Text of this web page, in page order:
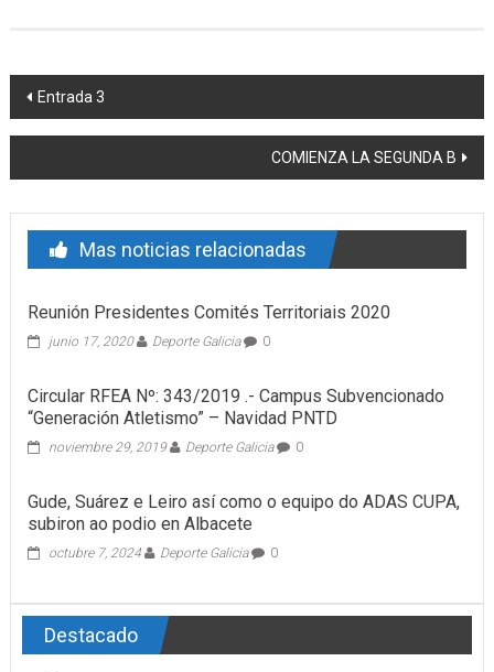
Post navigation
Entrada 3
COMIENZA LA SEGUNDA B
Mas noticias relacionadas
Reunión Presidentes Comités Territoriais 2020
junio 17, 2020 Deporte Galicia 0
Circular RFEA Nº: 343/2019 .- Campus Subvencionado
“Generación Atletismo” – Navidad PNTD
noviembre 29, 2019 Deporte Galicia 0
Gude, Suárez e Leiro así como o equipo do ADAS CUPA,
subiron ao podio en Albacete
octubre 7, 2024 Deporte Galicia 0
Destacado